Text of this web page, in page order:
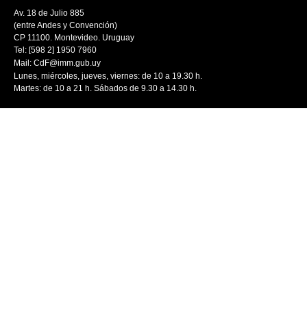
Av. 18 de Julio 885
(entre Andes y Convención)
CP 11100. Montevideo. Uruguay
Tel: [598 2] 1950 7960
Mail: CdF@imm.gub.uy
Lunes, miércoles, jueves, viernes: de 10 a 19.30 h.
Martes: de 10 a 21 h. Sábados de 9.30 a 14.30 h.